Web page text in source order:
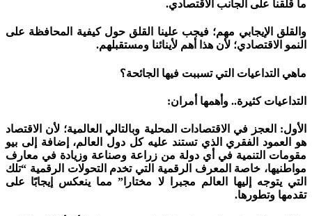
ما قلقنا على الجانب الاقتصادي.
والقلق الإيجابي مهم؛ فيجب علينا القلق حول كيفية المحافظة على
النمو الاقتصادي؛ لأن هذا أهم لأينائنا ومستقبلهم.
ماهي التداعيات التي تسببت فيها الجائحة؟
التداعيات كثيرة.. وأهمها أمران:
الأول: العجز في الاقتصادات المحلية وبالتالي العالمية؛ لأن الاقتصاد
هو العمود الفقري الذي تستند عليه كل دول العالم، إضافة إلى بيو
مقومات التنمية في أي دولة من زراعة وصناعة وزيادة في معارف
مواطنيها، خاصة المعرف الرقمية التي تخدم التحولات الرقمية “تلك
التي يتوجه إليها العالم مجبرا لا مختارا” مما ينعكس إيجابًا على
تقدمها وتطورها.